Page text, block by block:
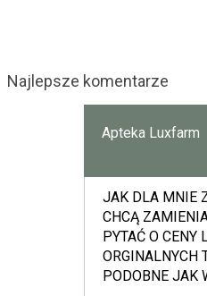
Najlepsze komentarze
Apteka Luxfarm
JAK DLA MNIE
CHCĄ
PYTAĆ O CENY
ORGINALNYCH
PODOBNE JAK